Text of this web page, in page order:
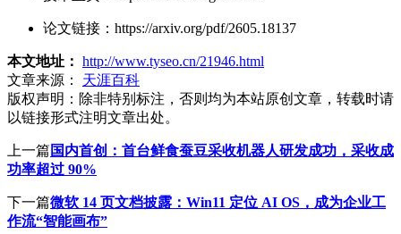
论文链接：https://arxiv.org/pdf/2605.18137
本文地址： http://www.tyseo.cn/21946.html
文章来源：
天涯百科
版权声明： 除非特别标注，否则均为本站原创文章，转载时请
以链接形式注明文章出处。
上一篇 国内首创：首台鲜食蚕豆采收机器人研发成功，采收成
功率超过 90%
下一篇微软 14 页文档披露：Win11 定位 AI OS，成为企业工
作流“智能画布”